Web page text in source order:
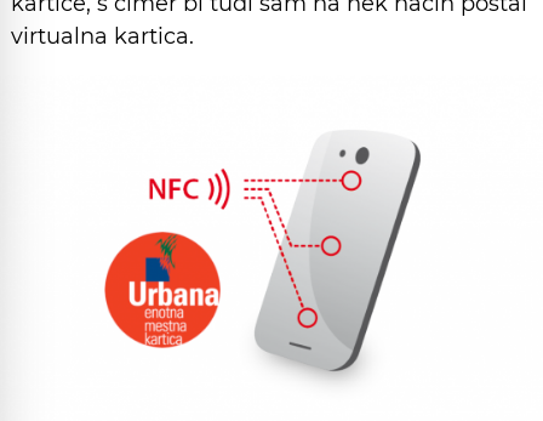
virtualna kartica.